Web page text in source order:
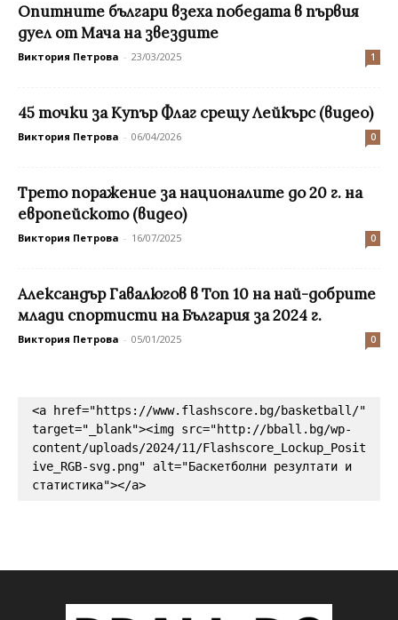
Опитните българи взеха победата в първия
дуел от Мача на звездите
Виктория Петрова - 23/03/2025 1
45 точки за Купър Флаг срещу Лейкърс (видео)
Виктория Петрова - 06/04/2026 0
Трето поражение за националите до 20 г. на
европейското (видео)
Виктория Петрова - 16/07/2025 0
Александър Гавалюгов в Топ 10 на най-добрите
млади спортисти на България за 2024 г.
Виктория Петрова - 05/01/2025 0
<a href="https://www.flashscore.bg/basketball/"
target="_blank"><img src="http://bball.bg/wp-
content/uploads/2024/11/Flashscore_Lockup_Posit
ive_RGB-svg.png" alt="Баскетболни резултати и
статистика"></a>